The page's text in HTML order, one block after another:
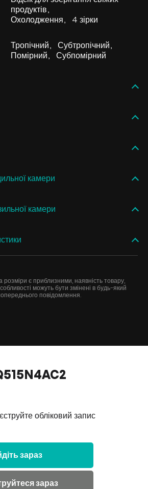
продуктів
Охолодження
4 зірки
Тропічний Субтропічний
Помірний Субпомірний
камери
камери
розміри є приблизними, наявність товару,
можуть бути змінені в будь-який
повідомлення.
обліковий запис
зараз
зараз